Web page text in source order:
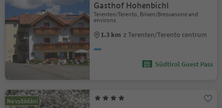
Gasthof Hohenbichl
Terenten/Terento, Brixen/Bressanone and
environs
1.3 km z Terenten/Terento centrum
Südtirol Guest Pass
Na vyžádání